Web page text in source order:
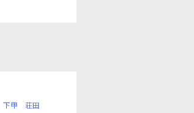
下甲
荘田